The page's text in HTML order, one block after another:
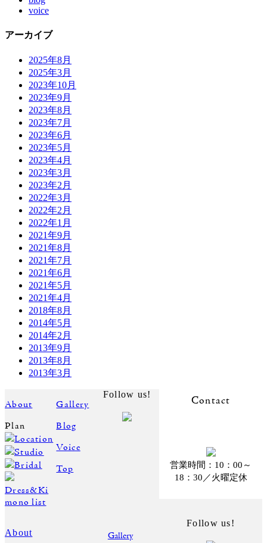
voice
アーカイブ
2025年8月
2025年3月
2023年10月
2023年9月
2023年8月
2023年7月
2023年6月
2023年5月
2023年4月
2023年3月
2023年2月
2022年3月
2022年2月
2022年1月
2021年9月
2021年8月
2021年7月
2021年6月
2021年5月
2021年4月
2018年8月
2014年5月
2014年2月
2013年9月
2013年8月
2013年3月
About
Plan
Location
Studio
Bridal
Dress&Ki
mono list
Gallery
Blog
Voice
Top
Follow us!
Contact
営業時間：10：00～
18：30／火曜定休
About
Gallery
Follow us!